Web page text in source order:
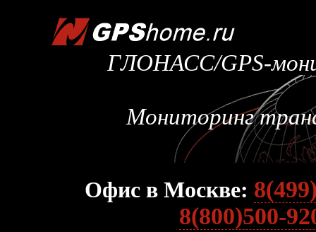
ГЛОНАСС/GPS-
Мониторинг
Офис в Москве:
8(800)500-